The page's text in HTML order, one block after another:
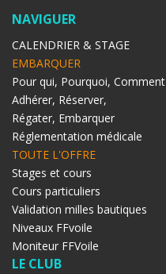
NAVIGUER
CALENDRIER & STAGE
EMBARQUER
Pour qui, Pourquoi, Comment
Adhérer, Réserver,
Régater, Embarquer
Réglementation médicale
TOUTE L'OFFRE
Stages et cours
Cours particuliers
Validation milles bautiques
Niveaux FFvoile
Moniteur FFVoile
LE CLUB